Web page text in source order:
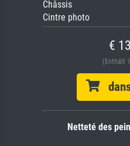
Châssis
Cintre photo
€
(Enthält
dans
Netteté des